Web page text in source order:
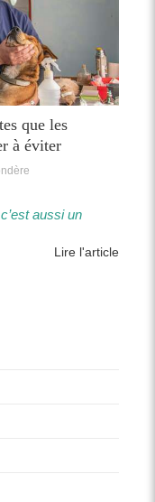
que les
à éviter
aussi un
Lire l'article